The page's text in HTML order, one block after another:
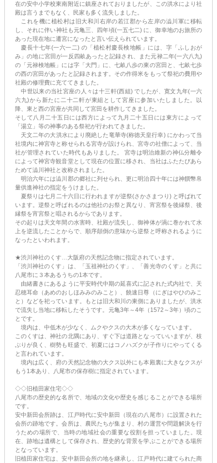
在の安中小学校東南附近に鎮座されておりましたが、この洪水により社
殿は言うまでもなく、民家も多く流失しました。
これを機に植松村は旧大和川右岸の若江郡から左岸の澁川軍に移転
し、それに伴い神社も元亀三、四年頃(一五七二) に、御幸地のお旅所の
あった現在地に遷宮になったと言い伝えられています。
慶長十七年(一六一二) の「植松村慶長検地帳」には、字「ふしおが
み」の地に宮田が一反四畝あったと記録され、また元禄二年(一六八九)
の「元禄検地帳」には字「大門」に、七畝八歩の東の宮田と、七畝七歩
の西の宮田があったと記録されます。その作得米をもって祭祀の費用や
社殿の修理費に充ててきました。
中世以来の当社宮座の人々は十三軒(西組) でしたが、寛文九年(一六
六九)から新たに二十二軒が東組として宮座に参加いたしました。以
降、東と西の宮座が共同して宮田を耕作してきました。
そして八月二十五日には西方によって九月二十五日には東方によって
「湯立」等の神事のある祭祀が行われてきました。
天文二年の大洪水により廃絶した竜華寺(称徳天皇行幸) にかわって当
社境内に神宮寺と称せられる宮寺が設けられ、宮寺の社僧によって、当
社が管理されていた時代もありました。 宮寺は明治維新の神仏分離令
によって神宮寺観音堂として現在の位置に移され、当社はふたたびあら
ためて澁川神社と改称されました。
明治六年には澁川郡の郷社に列せられ、更に明治四十年には神饌幣帛
量供進神社の指定をうけました。
夏祭りは七月二十六日に行われますが逆祭(さかさまつり) と呼ばれて
います。逆祭と呼ばれるのは他社のお祭と異なり、宵宮祭を後縁祭、後
縁祭を宵宮祭と唱されるからであります。
その起りは天文年間の水害時、社殿が流失し、御神体が渦に巻かれて水
上を逆流したことからで、順序顛倒の意味から逆祭と呼称されるように
なったといわれます。
★渋川神社のくす…大阪府の天然記念物に指定されています。
「渋川神社のくす」は、「玉祖神社のくす」、「善光寺のくす」と共に
八尾市に３本あるうちの1本です。
由緒書きにあるように平安時代中期の延喜式に記された式内社で、天
忍穂耳命（あめのおしほみみのみこと）、饒速日尊（にぎはやひのみこ
と）などを祀っています。もとは旧大和川の東側にありましたが、洪水
で流失し当地に移転したそうです。元亀3年～4年（1572～3年）頃のこ
とです。
境内は、中低木が少なく、ムクやクスの大木が多くなっています。
このくすは、神社の北隅にあり、すぐ下は道路となっていいますが、枝
ぶりが良く、樹勢も旺盛で、初夏にはコノハズクが子作りにやってくる
と言われています。
境内は広く、府の天然記念物の大クス以外にも本殿裏に大きなクスが
もう1本あり、八尾市の保存樹に指定されています。
◇◇旧植田家住宅◇◇
八尾市の歴史的な名所で、地域の文化や歴史を感じることができる場所
です。
安中新田会所跡は、江戸時代に安中新田（現在の八尾市）に設置された
会所の跡地です。会所は、農民たちが集まり、村の運営や問題解決を行
うための場所で、当時の地域社会の重要な役割を担っていました。現
在、跡地は遺構として保存され、歴史的な背景を学ぶことができる場所
となっています。
旧植田家住宅は、安中新田会所の地を継承し、江戸時代に建てられた商